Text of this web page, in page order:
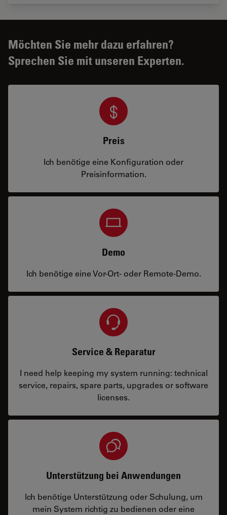
Möchten Sie mehr dazu erfahren?
Sprechen Sie mit unseren Experten.
Preis
Ich benötige eine Konfiguration oder
Preisinformation.
Demo
Ich benötige eine Vor-Ort- oder Remote-Demo.
Service & Reparatur
I need help keeping my system running: technical
service, repairs, spare parts, upgrades or software
licenses.
Unterstützung bei Anwendungen
Ich benötige Unterstützung oder Schulung, um
mein System richtig zu bedienen oder eine